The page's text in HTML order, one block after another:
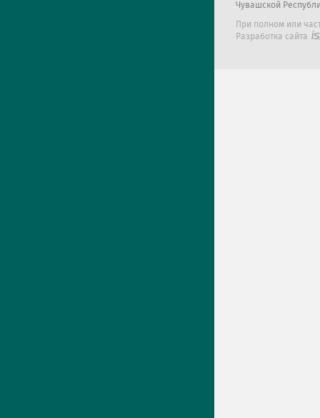
Чувашской
При полном или
Разработка сайта